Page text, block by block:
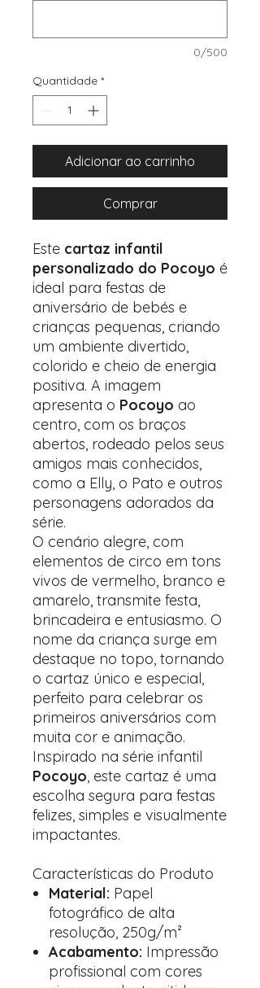
0/500
Quantidade *
Adicionar ao carrinho
Comprar
Este cartaz infantil
personalizado do Pocoyo é
ideal para festas de
aniversário de bebés e
crianças pequenas, criando
um ambiente divertido,
colorido e cheio de energia
positiva. A imagem
apresenta o Pocoyo ao
centro, com os braços
abertos, rodeado pelos seus
amigos mais conhecidos,
como a Elly, o Pato e outros
personagens adorados da
série.
O cenário alegre, com
elementos de circo em tons
vivos de vermelho, branco e
amarelo, transmite festa,
brincadeira e entusiasmo. O
nome da criança surge em
destaque no topo, tornando
o cartaz único e especial,
perfeito para celebrar os
primeiros aniversários com
muita cor e animação.
Inspirado na série infantil
Pocoyo, este cartaz é uma
escolha segura para festas
felizes, simples e visualmente
impactantes.
Características do Produto
Material: Papel
fotográfico de alta
resolução, 250g/m²
Acabamento: Impressão
profissional com cores